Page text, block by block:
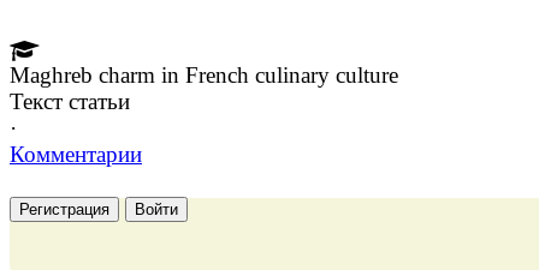
Maghreb charm in French culinary culture
Текст статьи
·
Комментарии
Регистрация Войти